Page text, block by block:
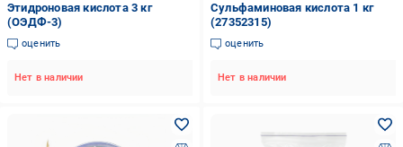
Этидроновая кислота 3 кг
(ОЭДФ-3)
оценить
Нет в наличии
Сульфаминовая кислота 1 кг
(27352315)
оценить
Нет в наличии